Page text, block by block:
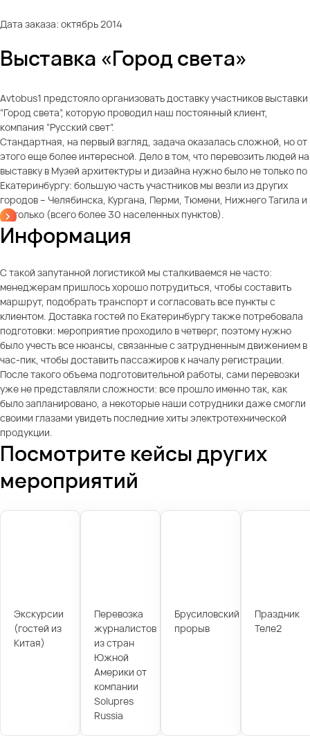
Дата заказа: октябрь 2014
Выставка «Город света»
Avtobus1 предстояло организовать доставку участников выставки
“Город света”, которую проводил наш постоянный клиент,
компания “Русский свет”.
Стандартная, на первый взгляд, задача оказалась сложной, но от
этого еще более интересной. Дело в том, что перевозить людей на
выставку в Музей архитектуры и дизайна нужно было не только по
Екатеринбургу: большую часть участников мы везли из других
городов – Челябинска, Кургана, Перми, Тюмени, Нижнего Тагила и
не только (всего более 30 населенных пунктов).
Информация
С такой запутанной логистикой мы сталкиваемся не часто:
менеджерам пришлось хорошо потрудиться, чтобы составить
маршрут, подобрать транспорт и согласовать все пункты с
клиентом. Доставка гостей по Екатеринбургу также потребовала
подготовки: мероприятие проходило в четверг, поэтому нужно
было учесть все нюансы, связанные с затрудненным движением в
час-пик, чтобы доставить пассажиров к началу регистрации.
После такого объема подготовительной работы, сами перевозки
уже не представляли сложности: все прошло именно так, как
было запланировано, а некоторые наши сотрудники даже смогли
своими глазами увидеть последние хиты электротехнической
продукции.
Посмотрите кейсы других
мероприятий
Экскурсии
(гостей из
Китая)
Перевозка
журналистов
из стран
Южной
Америки от
компании
Solupres
Russia
Брусиловский
прорыв
Праздник
Теле2